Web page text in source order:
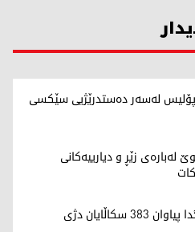
لەسەر دەستدرێژیی سێکسی
لەبارەی زێڕ و دیارییەکانی
یەکێتیی پیاوان: لە شەش مانگدا پیاوان 383 سکاڵایان دژی